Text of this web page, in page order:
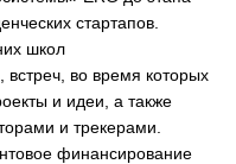
стартапов.
школ
во время которых
и идеи, а также
и трекерами.
финансирование